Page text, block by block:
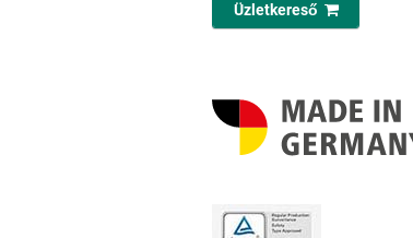
Üzletkereső